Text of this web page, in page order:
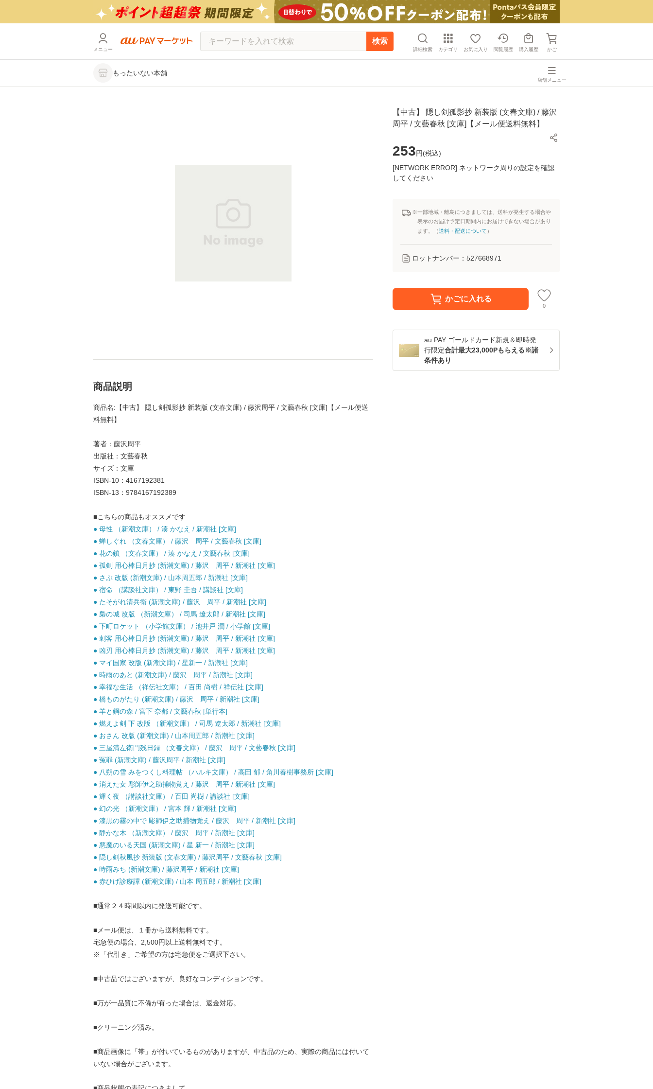
メニュー
検索
詳細検索 カテゴリ お気に入り 閲覧履歴 購入履歴 かご
もったいない本舗
店舗メニュー
【中古】 隠し剣孤影抄 新装版 (文春文庫) / 藤沢
周平 / 文藝春秋 [文庫]【メール便送料無料】
253円(税込)
[NETWORK ERROR] ネットワーク周りの設定を確認
してください
※一部地域・離島につきましては、送料が発生する場合や
表示のお届け予定日期間内にお届けできない場合があり
ます。（送料・配送について ）
ロットナンバー： 527668971
かごに入れる
0
au PAY ゴールドカード新規＆即時発
行限定合計最大23,000Pもらえる※諸
条件あり
商品説明
商品名:【中古】 隠し剣孤影抄 新装版 (文春文庫) / 藤沢周平 / 文藝春秋 [文庫]【メール便送
料無料】
著者：藤沢周平
出版社：文藝春秋
サイズ：文庫
ISBN-10：4167192381
ISBN-13：9784167192389
■こちらの商品もオススメです
● 母性 （新潮文庫） / 湊 かなえ / 新潮社 [文庫]
● 蝉しぐれ （文春文庫） / 藤沢 周平 / 文藝春秋 [文庫]
● 花の鎖 （文春文庫） / 湊 かなえ / 文藝春秋 [文庫]
● 孤剣 用心棒日月抄 (新潮文庫) / 藤沢 周平 / 新潮社 [文庫]
● さぶ 改版 (新潮文庫) / 山本周五郎 / 新潮社 [文庫]
● 宿命 （講談社文庫） / 東野 圭吾 / 講談社 [文庫]
● たそがれ清兵衛 (新潮文庫) / 藤沢 周平 / 新潮社 [文庫]
● 梟の城 改版 （新潮文庫） / 司馬 遼太郎 / 新潮社 [文庫]
● 下町ロケット （小学館文庫） / 池井戸 潤 / 小学館 [文庫]
● 刺客 用心棒日月抄 (新潮文庫) / 藤沢 周平 / 新潮社 [文庫]
● 凶刃 用心棒日月抄 (新潮文庫) / 藤沢 周平 / 新潮社 [文庫]
● マイ国家 改版 (新潮文庫) / 星新一 / 新潮社 [文庫]
● 時雨のあと (新潮文庫) / 藤沢 周平 / 新潮社 [文庫]
● 幸福な生活 （祥伝社文庫） / 百田 尚樹 / 祥伝社 [文庫]
● 橋ものがたり (新潮文庫) / 藤沢 周平 / 新潮社 [文庫]
● 羊と鋼の森 / 宮下 奈都 / 文藝春秋 [単行本]
● 燃えよ剣 下 改版 （新潮文庫） / 司馬 遼太郎 / 新潮社 [文庫]
● おさん 改版 (新潮文庫) / 山本周五郎 / 新潮社 [文庫]
● 三屋清左衛門残日録 （文春文庫） / 藤沢 周平 / 文藝春秋 [文庫]
● 冤罪 (新潮文庫) / 藤沢周平 / 新潮社 [文庫]
● 八朔の雪 みをつくし料理帖 （ハルキ文庫） / 高田 郁 / 角川春樹事務所 [文庫]
● 消えた女 彫師伊之助捕物覚え / 藤沢 周平 / 新潮社 [文庫]
● 輝く夜 （講談社文庫） / 百田 尚樹 / 講談社 [文庫]
● 幻の光 （新潮文庫） / 宮本 輝 / 新潮社 [文庫]
● 漆黒の霧の中で 彫師伊之助捕物覚え / 藤沢 周平 / 新潮社 [文庫]
● 静かな木 （新潮文庫） / 藤沢 周平 / 新潮社 [文庫]
● 悪魔のいる天国 (新潮文庫) / 星 新一 / 新潮社 [文庫]
● 隠し剣秋風抄 新装版 (文春文庫) / 藤沢周平 / 文藝春秋 [文庫]
● 時雨みち (新潮文庫) / 藤沢周平 / 新潮社 [文庫]
● 赤ひげ診療譚 (新潮文庫) / 山本 周五郎 / 新潮社 [文庫]
■通常２４時間以内に発送可能です。
■メール便は、１冊から送料無料です。
宅急便の場合、2,500円以上送料無料です。
※「代引き」ご希望の方は宅急便をご選択下さい。
■中古品ではございますが、良好なコンディションです。
■万が一品質に不備が有った場合は、返金対応。
■クリーニング済み。
■商品画像に「帯」が付いているものがありますが、中古品のため、実際の商品には付いて
いない場合がございます。